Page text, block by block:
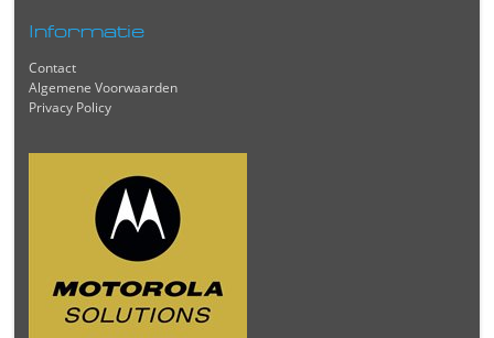
Informatie
Contact
Algemene Voorwaarden
Privacy Policy